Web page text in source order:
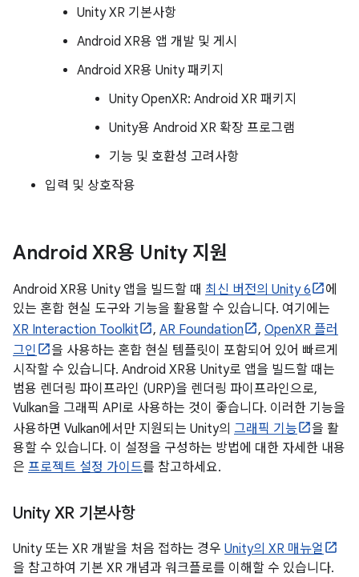
Unity XR 기본사항
Android XR용 앱 개발 및 게시
Android XR용 Unity 패키지
Unity OpenXR: Android XR 패키지
Unity용 Android XR 확장 프로그램
기능 및 호환성 고려사항
입력 및 상호작용
Android XR용 Unity 지원
Android XR용 Unity 앱을 빌드할 때 최신 버전의 Unity 6
에
있는 혼합 현실 도구와 기능을 활용할 수 있습니다. 여기에는
XR Interaction Toolkit
, AR Foundation , OpenXR 플러
그인
을 사용하는 혼합 현실 템플릿이 포함되어 있어 빠르게
시작할 수 있습니다. Android XR용 Unity로 앱을 빌드할 때는
범용 렌더링 파이프라인 (URP)을 렌더링 파이프라인으로,
Vulkan을 그래픽 API로 사용하는 것이 좋습니다. 이러한 기능을
사용하면 Vulkan에서만 지원되는 Unity의 그래픽 기능
을 활
용할 수 있습니다. 이 설정을 구성하는 방법에 대한 자세한 내용
은 프로젝트 설정 가이드를 참고하세요.
Unity XR 기본사항
Unity 또는 XR 개발을 처음 접하는 경우 Unity의 XR 매뉴얼
을 참고하여 기본 XR 개념과 워크플로를 이해할 수 있습니다.